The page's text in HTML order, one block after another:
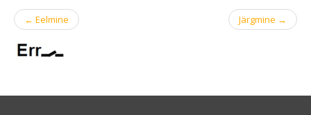
← Eelmine Järgmine →